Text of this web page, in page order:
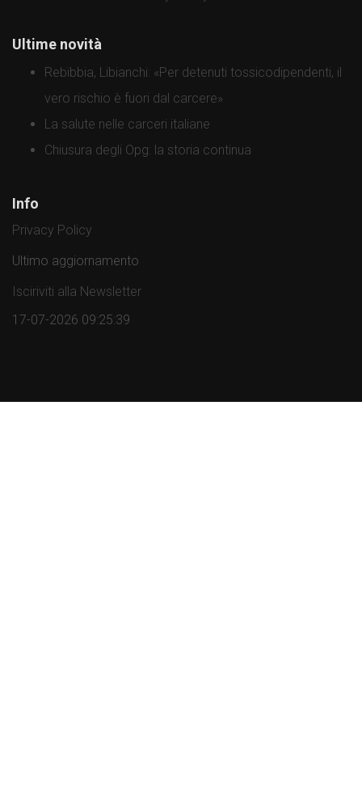
Ultime novità
Rebibbia, Libianchi: «Per detenuti tossicodipendenti, il
vero rischio è fuori dal carcere»
La salute nelle carceri italiane
Chiusura degli Opg: la storia continua
Info
Privacy Policy
Ultimo aggiornamento
Isciriviti alla Newsletter
17-07-2026 09:25:39